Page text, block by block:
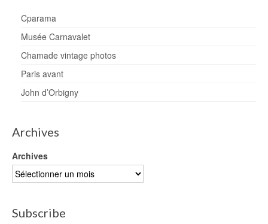
Cparama
Musée Carnavalet
Chamade vintage photos
Paris avant
John d’Orbigny
Archives
Archives
Subscribe